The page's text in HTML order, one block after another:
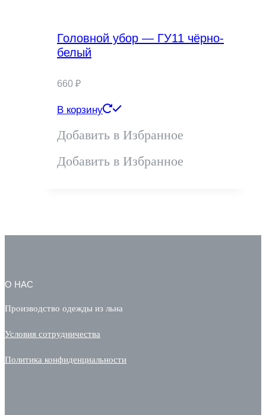
Головной убор — ГУ11 чёрно-
белый
660 ₽
В корзину
Добавить в Избранное
Добавить в Избранное
О НАС
Производство одежды из льна
Условия сотрудничества
Политика конфиденциальности